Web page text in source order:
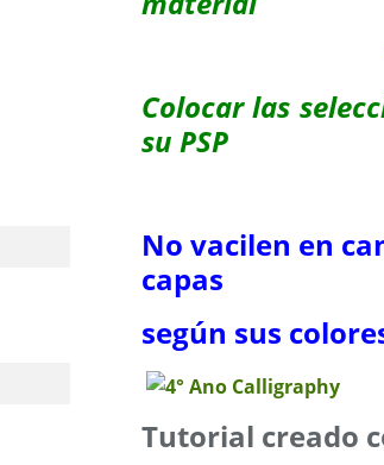
Colocar las
su PSP
No vacilen en
capas
según sus
Tutorial creado